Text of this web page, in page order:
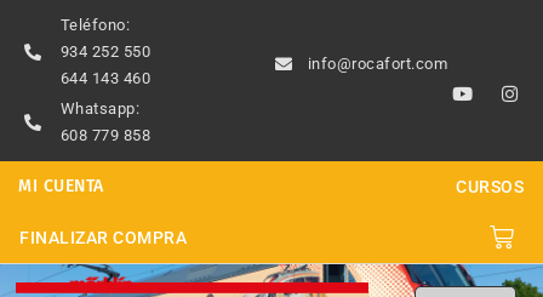
contenido
Teléfono:
934 252 550
644 143 460
Whatsapp:
608 779 858
info@rocafort.com
Y
o
u
b
e
I
n
a
g
r
m
MI CUENTA CURSOS
FINALIZAR COMPRA